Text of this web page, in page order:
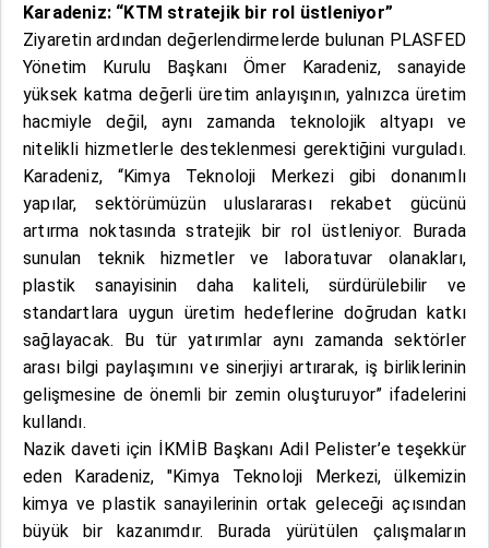
Karadeniz: “KTM stratejik bir rol üstleniyor”
Ziyaretin ardından değerlendirmelerde bulunan PLASFED
Yönetim Kurulu Başkanı Ömer Karadeniz, sanayide
yüksek katma değerli üretim anlayışının, yalnızca üretim
hacmiyle değil, aynı zamanda teknolojik altyapı ve
nitelikli hizmetlerle desteklenmesi gerektiğini vurguladı.
Karadeniz, “Kimya Teknoloji Merkezi gibi donanımlı
yapılar, sektörümüzün uluslararası rekabet gücünü
artırma noktasında stratejik bir rol üstleniyor. Burada
sunulan teknik hizmetler ve laboratuvar olanakları,
plastik sanayisinin daha kaliteli, sürdürülebilir ve
standartlara uygun üretim hedeflerine doğrudan katkı
sağlayacak. Bu tür yatırımlar aynı zamanda sektörler
arası bilgi paylaşımını ve sinerjiyi artırarak, iş birliklerinin
gelişmesine de önemli bir zemin oluşturuyor” ifadelerini
kullandı.
Nazik daveti için İKMİB Başkanı Adil Pelister’e teşekkür
eden Karadeniz, "Kimya Teknoloji Merkezi, ülkemizin
kimya ve plastik sanayilerinin ortak geleceği açısından
büyük bir kazanımdır. Burada yürütülen çalışmaların